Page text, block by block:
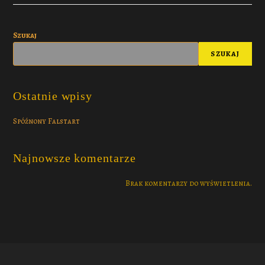
Szukaj
SZUKAJ
Ostatnie wpisy
Spóźnony Falstart
Najnowsze komentarze
Brak komentarzy do wyświetlenia.